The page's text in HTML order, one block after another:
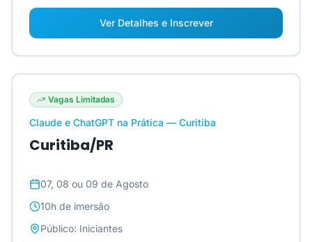
Ver Detalhes e Inscrever
Vagas Limitadas
Claude e ChatGPT na Prática — Curitiba
Curitiba/PR
07, 08 ou 09 de Agosto
10h de imersão
Público: Iniciantes